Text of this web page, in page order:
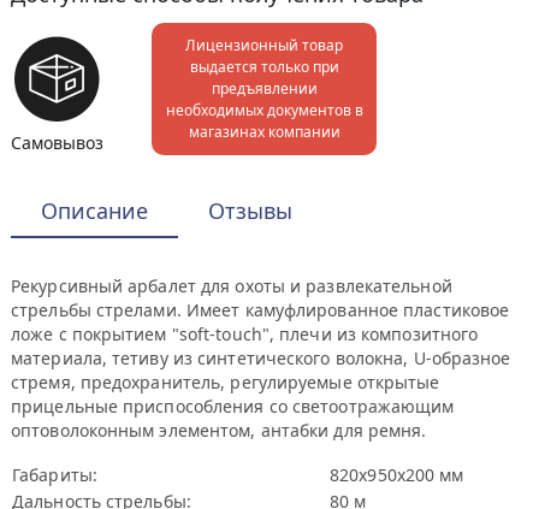
Самовывоз
Лицензионный товар
выдается только при
предъявлении
необходимых документов в
магазинах компании
Описание Отзывы
Рекурсивный арбалет для охоты и развлекательной
стрельбы стрелами. Имеет камуфлированное пластиковое
ложе с покрытием "soft-touch", плечи из композитного
материала, тетиву из синтетического волокна, U-образное
стремя, предохранитель, регулируемые открытые
прицельные приспособления со светоотражающим
оптоволоконным элементом, антабки для ремня.
Габариты:
820х950х200 мм
Дальность стрельбы:
80 м